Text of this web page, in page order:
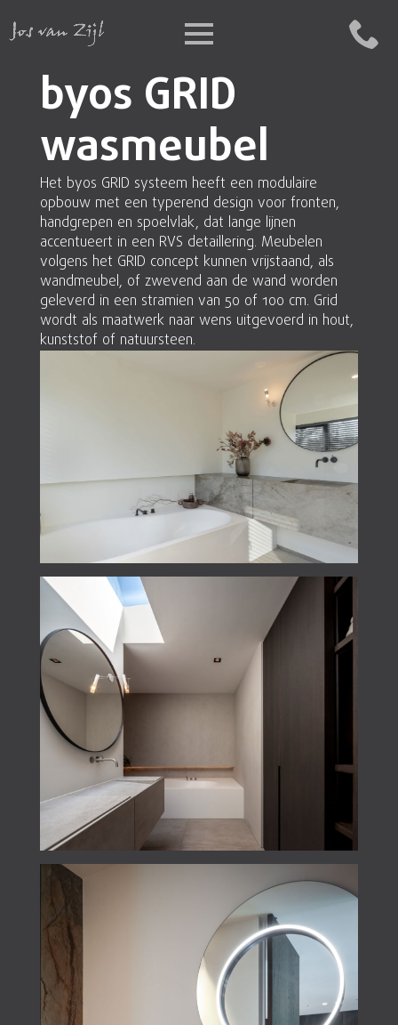
byos GRID
wasmeubel
Het byos GRID systeem heeft een modulaire
opbouw met een typerend design voor fronten,
handgrepen en spoelvlak, dat lange lijnen
accentueert in een RVS detaillering. Meubelen
volgens het GRID concept kunnen vrijstaand, als
wandmeubel, of zwevend aan de wand worden
geleverd in een stramien van 50 of 100 cm. Grid
wordt als maatwerk naar wens uitgevoerd in hout,
kunststof of natuursteen.